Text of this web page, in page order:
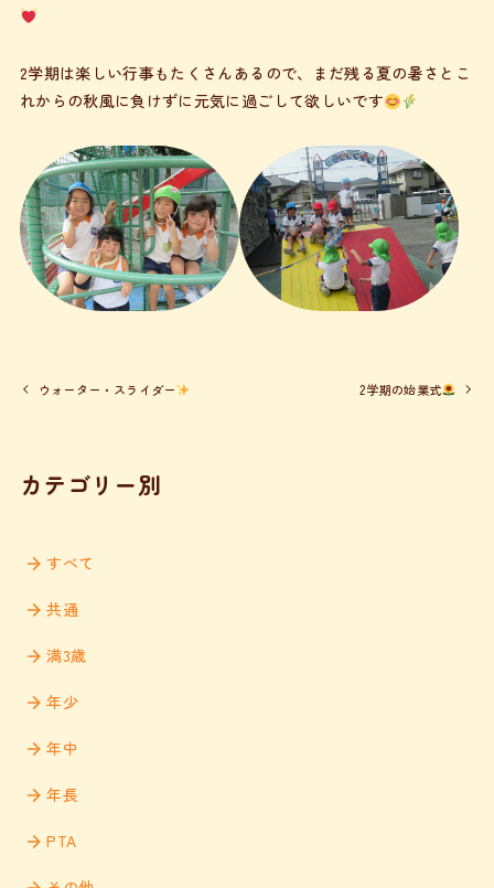
2学期は楽しい行事もたくさんあるので、まだ残る夏の暑さとこ
れからの秋風に負けずに元気に過ごして欲しいです
ウォーター・スライダー 2学期の始業式
カテゴリー別
すべて
共通
満3歳
年少
年中
年長
PTA